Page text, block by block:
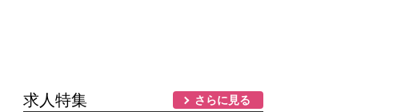
求人特集 さらに見る